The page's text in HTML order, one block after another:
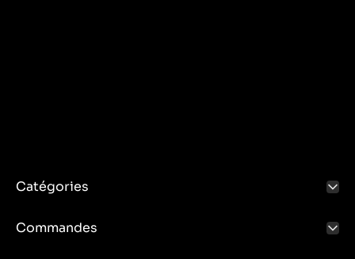
Catégories
Commandes